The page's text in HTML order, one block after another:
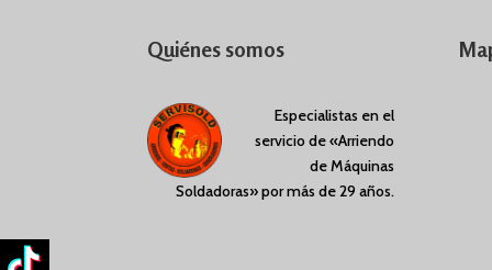
Quiénes somos
Especialistas en el
servicio de «Arriendo
de Máquinas
Soldadoras» por más de 29 años.